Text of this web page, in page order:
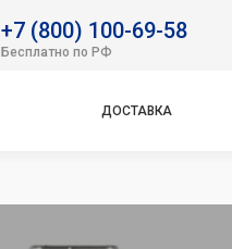
+7 (800) 100-69-58
Бесплатно по РФ
ДОСТАВКА